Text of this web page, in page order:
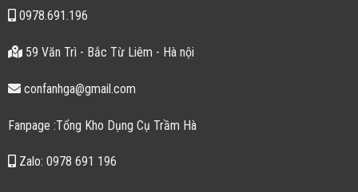
0978.691.196
59 Văn Trì - Bắc Từ Liêm - Hà nội
confanhga@gmail.com
Fanpage :Tổng Kho Dụng Cụ Trầm Hà
Zalo: 0978 691 196